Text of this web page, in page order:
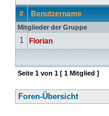
# Benutzername
Mitglieder der Gruppe
1 Florian
Seite 1 von 1 [ 1 Mitglied ]
Foren-Übersicht